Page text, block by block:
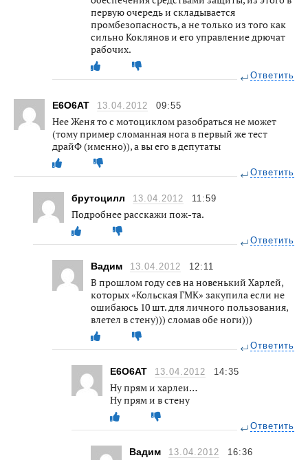
первую очередь и складывается
промбезопасность, а не только из того как
сильно Коклянов и его управление дрючат
рабочих.
Ответить
E6O6AT 13.04.2012 09:55
Нее Женя то с мотоциклом разобраться не может
(тому пример сломанная нога в первый же тест
драйФ (именно)), а вы его в депутаты
Ответить
брутоцилл 13.04.2012 11:59
Подробнее расскажи пож-та.
Ответить
Вадим 13.04.2012 12:11
В прошлом году сев на новенький Харлей,
которых «Кольская ГМК» закупила если не
ошибаюсь 10 шт. для личного пользования,
влетел в стену))) сломав обе ноги)))
Ответить
E6O6AT 13.04.2012 14:35
Ну прям и харлеи…
Ну прям и в стену
Ответить
Вадим 13.04.2012 16:36